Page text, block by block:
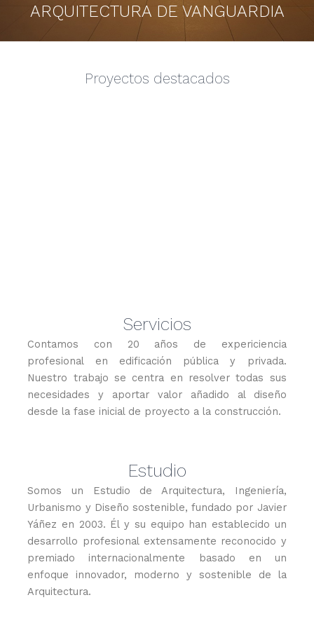
ARQUITECTURA DE VANGUARDIA
Proyectos destacados
Servicios
Contamos con 20 años de expericiencia
profesional en edificación pública y privada.
Nuestro trabajo se centra en resolver todas sus
necesidades y aportar valor añadido al diseño
desde la fase inicial de proyecto a la construcción.
Estudio
Somos un Estudio de Arquitectura, Ingeniería,
Urbanismo y Diseño sostenible, fundado por Javier
Yáñez en 2003. Él y su equipo han establecido un
desarrollo profesional extensamente reconocido y
premiado internacionalmente basado en un
enfoque innovador, moderno y sostenible de la
Arquitectura.